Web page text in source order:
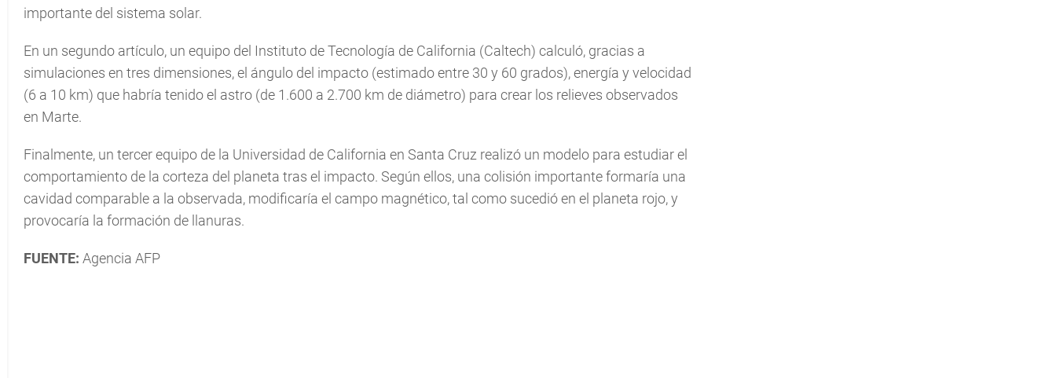
importante del sistema solar.
En un segundo artículo, un equipo del Instituto de Tecnología de California (Caltech) calculó, gracias a
simulaciones en tres dimensiones, el ángulo del impacto (estimado entre 30 y 60 grados), energía y velocidad
(6 a 10 km) que habría tenido el astro (de 1.600 a 2.700 km de diámetro) para crear los relieves observados
en Marte.
Finalmente, un tercer equipo de la Universidad de California en Santa Cruz realizó un modelo para estudiar el
comportamiento de la corteza del planeta tras el impacto. Según ellos, una colisión importante formaría una
cavidad comparable a la observada, modificaría el campo magnético, tal como sucedió en el planeta rojo, y
provocaría la formación de llanuras.
FUENTE: Agencia AFP